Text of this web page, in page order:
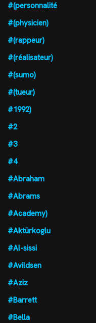
#(personnalité
#(physicien)
#(rappeur)
#(réalisateur)
#(sumo)
#(tueur)
#1992)
#2
#3
#4
#Abraham
#Abrams
#Academy)
#Aktürkoglu
#Al-sissi
#Avildsen
#Aziz
#Barrett
#Bella